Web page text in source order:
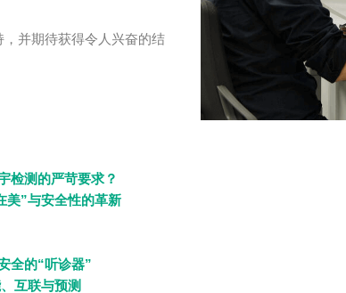
并期待获得令人兴奋的结
检测的严苛要求？
美”与安全性的革新
全的“听诊器”
互联与预测